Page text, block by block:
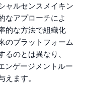
ャルセンスメイキン
なアプローチによ
的な方法で組織化
のプラットフォーム
のとは異なり、
ンゲージメントルー
ます。